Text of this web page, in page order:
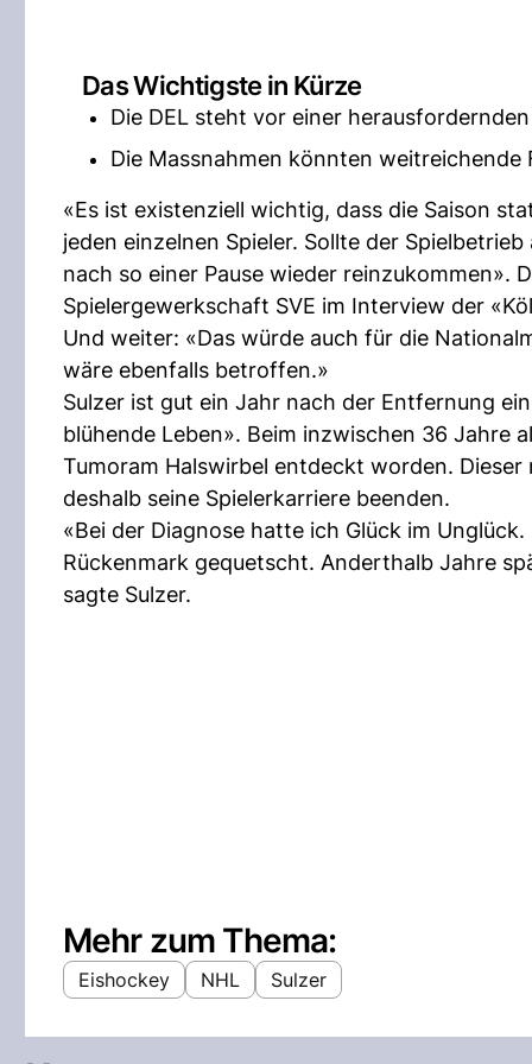
Das Wichtigste in Kürze
Die DEL steht vor einer
Die Massnahmen könnten weitreichende
«Es ist existenziell wichtig, dass die Saison
jeden einzelnen Spieler. Sollte der
nach so einer Pause wieder reinzukommen».
Spielergewerkschaft SVE im Interview der
Und weiter: «Das würde auch für die
wäre ebenfalls betroffen.»
Sulzer ist gut ein Jahr nach der Entfernung
blühende Leben». Beim inzwischen 36 Jahre
Tumoram Halswirbel entdeckt worden.
deshalb seine Spielerkarriere beenden.
«Bei der Diagnose hatte ich Glück im
Rückenmark gequetscht. Anderthalb Jahre
sagte Sulzer.
Mehr zum Thema:
Eishockey NHL Sulzer